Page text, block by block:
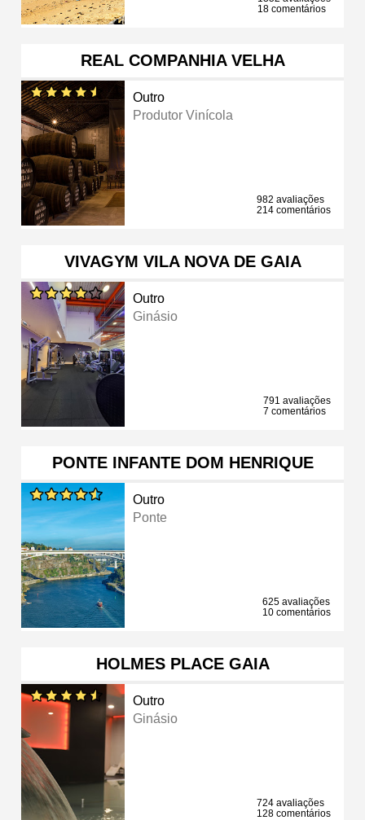
18 comentários
REAL COMPANHIA VELHA
Outro
Produtor Vinícola
982 avaliações
214 comentários
VIVAGYM VILA NOVA DE GAIA
Outro
Ginásio
791 avaliações
7 comentários
PONTE INFANTE DOM HENRIQUE
Outro
Ponte
625 avaliações
10 comentários
HOLMES PLACE GAIA
Outro
Ginásio
724 avaliações
128 comentários